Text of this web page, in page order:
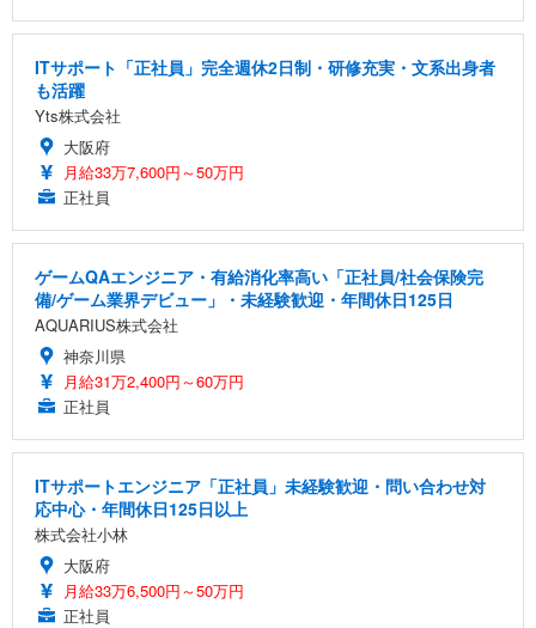
ITサポート「正社員」完全週休2日制・研修充実・文系出身者
も活躍
Yts株式会社
大阪府
月給33万7,600円～50万円
正社員
ゲームQAエンジニア・有給消化率高い「正社員/社会保険完
備/ゲーム業界デビュー」・未経験歓迎・年間休日125日
AQUARIUS株式会社
神奈川県
月給31万2,400円～60万円
正社員
ITサポートエンジニア「正社員」未経験歓迎・問い合わせ対
応中心・年間休日125日以上
株式会社小林
大阪府
月給33万6,500円～50万円
正社員